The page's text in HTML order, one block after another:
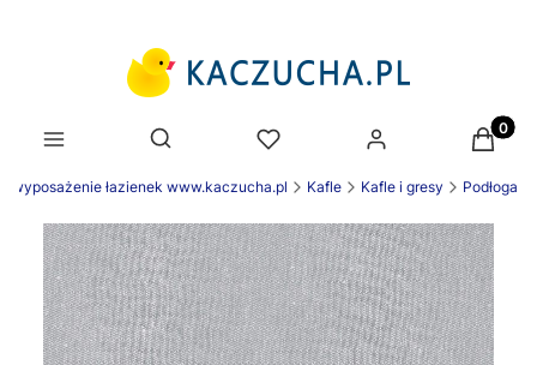
Otwórz wyszukiwarkę
wyposażenie łazienek www.kaczucha.pl Kafle Kafle i gresy Podłoga